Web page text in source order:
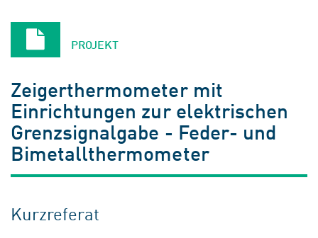
PROJEKT
Zeigerthermometer mit
Einrichtungen zur elektrischen
Grenzsignalgabe - Feder- und
Bimetallthermometer
Kurzreferat